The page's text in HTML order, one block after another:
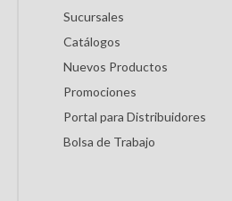
Sucursales
Catálogos
Nuevos Productos
Promociones
Portal para Distribuidores
Bolsa de Trabajo